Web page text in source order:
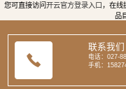
您可直接访问 开云官方登录入口，在线
品
联系我们
电话：027-
手机：